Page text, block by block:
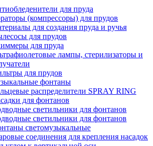
для пруда
(компрессоры) для прудов
для создания пруда и ручья
для прудов
для пруда
лампы, стерилизаторы и
для прудов
фонтаны
распределители SPRAY RING
для фонтанов
светильники для фонтанов
светильники для фонтанов
светомузыкальные
соединения для крепления насадок